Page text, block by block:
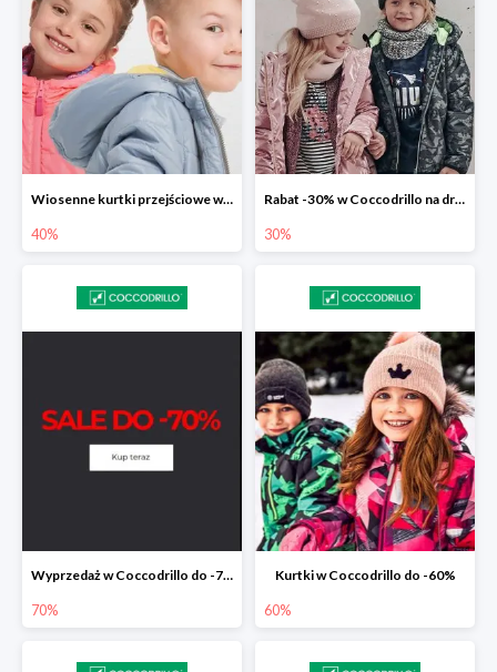
Wiosenne kurtki przejściowe w Coccodrillo do -40%
40%
Rabat -30% w Coccodrillo na drugi produkt
30%
Wyprzedaż w Coccodrillo do -70%
70%
Kurtki w Coccodrillo do -60%
60%